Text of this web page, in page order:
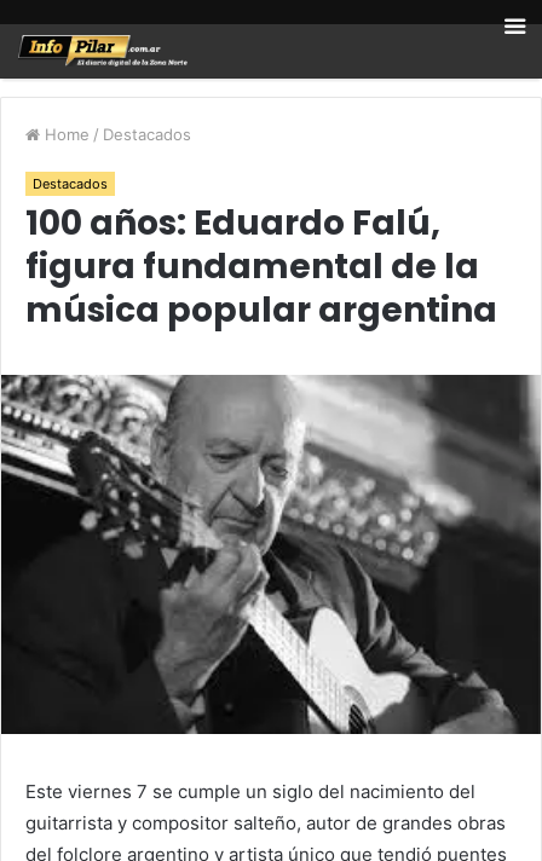
Home / Destacados
Destacados
100 años: Eduardo Falú,
figura fundamental de la
música popular argentina
Este viernes 7 se cumple un siglo del nacimiento del
guitarrista y compositor salteño, autor de grandes obras
del folclore argentino y artista único que tendió puentes